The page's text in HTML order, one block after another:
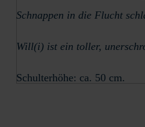
Schnappen in die Flucht
Will(i) ist ein toller,
Schulterhöhe: ca. 50 cm.